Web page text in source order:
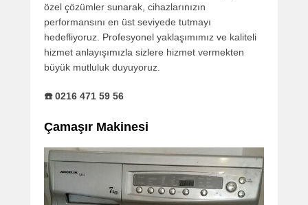
özel çözümler sunarak, cihazlarınızın
performansını en üst seviyede tutmayı
hedefliyoruz. Profesyonel yaklaşımımız ve kaliteli
hizmet anlayışımızla sizlere hizmet vermekten
büyük mutluluk duyuyoruz.
☎️ 0216 471 59 56
Çamaşır Makinesi